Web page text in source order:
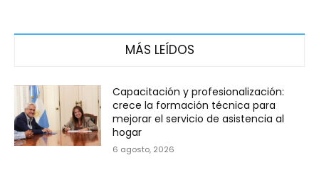
MÁS LEÍDOS
Capacitación y profesionalización:
crece la formación técnica para
mejorar el servicio de asistencia al
hogar
6 agosto, 2026